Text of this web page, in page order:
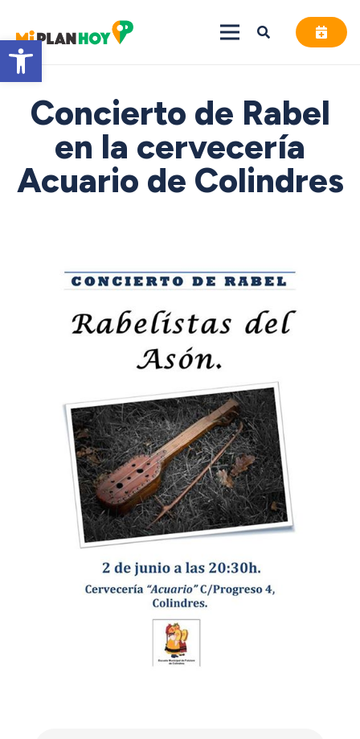
Abrir barra de herramientas
Concierto de Rabel
en la cervecería
Acuario de Colindres